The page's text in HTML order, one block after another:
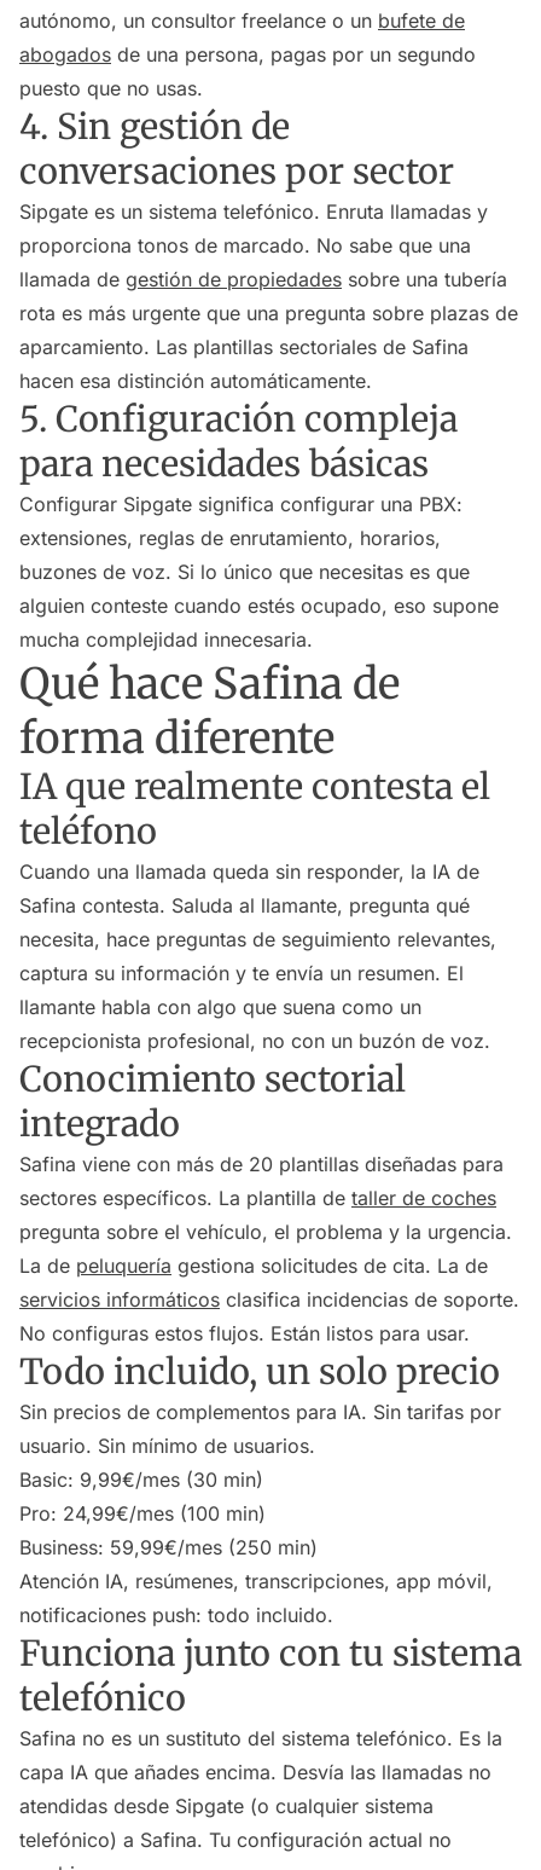
autónomo, un consultor freelance o un bufete de
abogados de una persona, pagas por un segundo
puesto que no usas.
4. Sin gestión de
conversaciones por sector
Sipgate es un sistema telefónico. Enruta llamadas y
proporciona tonos de marcado. No sabe que una
llamada de gestión de propiedades sobre una tubería
rota es más urgente que una pregunta sobre plazas de
aparcamiento. Las plantillas sectoriales de Safina
hacen esa distinción automáticamente.
5. Configuración compleja
para necesidades básicas
Configurar Sipgate significa configurar una PBX:
extensiones, reglas de enrutamiento, horarios,
buzones de voz. Si lo único que necesitas es que
alguien conteste cuando estés ocupado, eso supone
mucha complejidad innecesaria.
Qué hace Safina de
forma diferente
IA que realmente contesta el
teléfono
Cuando una llamada queda sin responder, la IA de
Safina contesta. Saluda al llamante, pregunta qué
necesita, hace preguntas de seguimiento relevantes,
captura su información y te envía un resumen. El
llamante habla con algo que suena como un
recepcionista profesional, no con un buzón de voz.
Conocimiento sectorial
integrado
Safina viene con más de 20 plantillas diseñadas para
sectores específicos. La plantilla de taller de coches
pregunta sobre el vehículo, el problema y la urgencia.
La de peluquería gestiona solicitudes de cita. La de
servicios informáticos clasifica incidencias de soporte.
No configuras estos flujos. Están listos para usar.
Todo incluido, un solo precio
Sin precios de complementos para IA. Sin tarifas por
usuario. Sin mínimo de usuarios.
Basic: 9,99€/mes (30 min)
Pro: 24,99€/mes (100 min)
Business: 59,99€/mes (250 min)
Atención IA, resúmenes, transcripciones, app móvil,
notificaciones push: todo incluido.
Funciona junto con tu sistema
telefónico
Safina no es un sustituto del sistema telefónico. Es la
capa IA que añades encima. Desvía las llamadas no
atendidas desde Sipgate (o cualquier sistema
telefónico) a Safina. Tu configuración actual no